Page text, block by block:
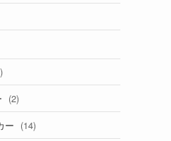
(2)
ー (14)